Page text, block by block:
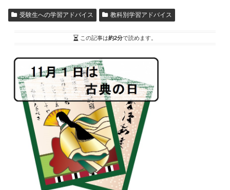
受験生への学習アドバイス 教科別学習アドバイス
この記事は約2分で読めます。